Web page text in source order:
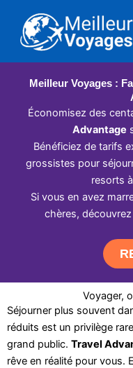
contenu
Meilleur Voyages :
Économisez des
Advantage
Bénéficiez de tarifs
grossistes pour
resorts
Si vous en avez
chères,
Voyager,
Séjourner plus souvent
réduits est un privilège
grand public. Travel
rêve en réalité pour vous.